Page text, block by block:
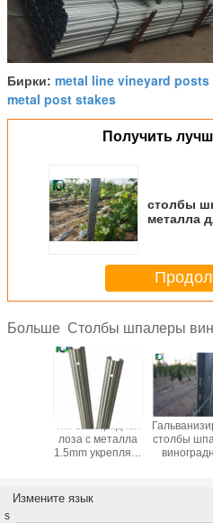
Бирки: metal line vineyard posts
metal post stakes
Получить
столбы
металла
Больше Столбы шпалеры
Тип виноградная
лоза c металла
1.5mm укрепляет
столбы
Измените язык
s